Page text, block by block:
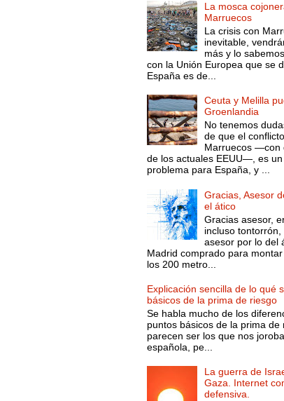
La mosca
Marruecos
La crisis con
inevitable,
más y lo
con la Unión Europea que se
España es de...
Ceuta y Melilla
Groenlandia
No tenemos
de que el
Marruecos —con
de los actuales EEUU—, es
problema para España, y ...
Gracias, Asesor
el ático
Gracias asesor,
incluso
asesor por lo del
Madrid comprado para
los 200 metro...
Explicación sencilla de lo qué
básicos de la prima de riesgo
Se habla mucho de los
puntos básicos de la prima de
parecen ser los que nos
española, pe...
La guerra de
Gaza. Internet
defensiva.